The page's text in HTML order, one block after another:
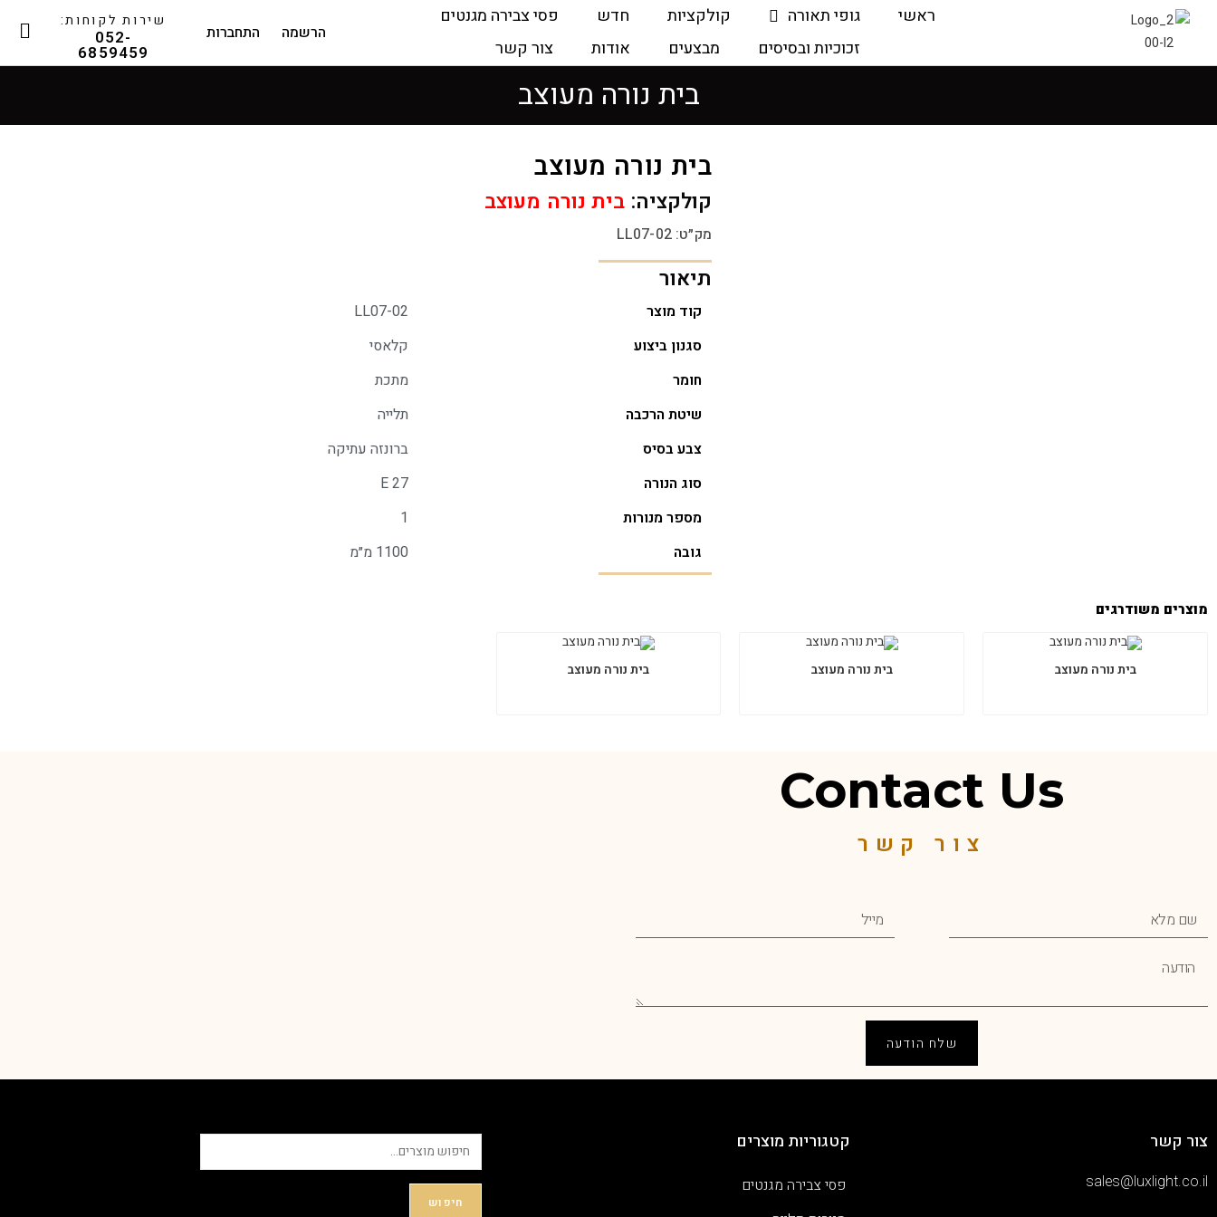
ראשי גופי תאורה קולקציות חדש
פסי צבירה מגנטים
זכוכיות ובסיסים
מבצעים אודות צור קשר
הרשמה התחברות
שירות לקוחות:
052-
6859459
בית נורה מעוצב
בית נורה מעוצב
קולקציה: בית נורה מעוצב
מק״ט: LL07-02
תיאור
קוד מוצר
LL07-02
סגנון ביצוע
קלאסי
חומר
מתכת
שיטת הרכבה
תלייה
צבע בסיס
ברונזה עתיקה
סוג הנורה
E 27
מספר מנורות
1
גובה
1100 מ״מ
מוצרים משודרגים
בית נורה מעוצב בית נורה מעוצב בית נורה מעוצב
Contact Us
צור קשר
שלח הודעה
צור קשר
sales@luxlight.co.il
קטגוריות מוצרים
פסי צבירה מגנטים
חיפוש